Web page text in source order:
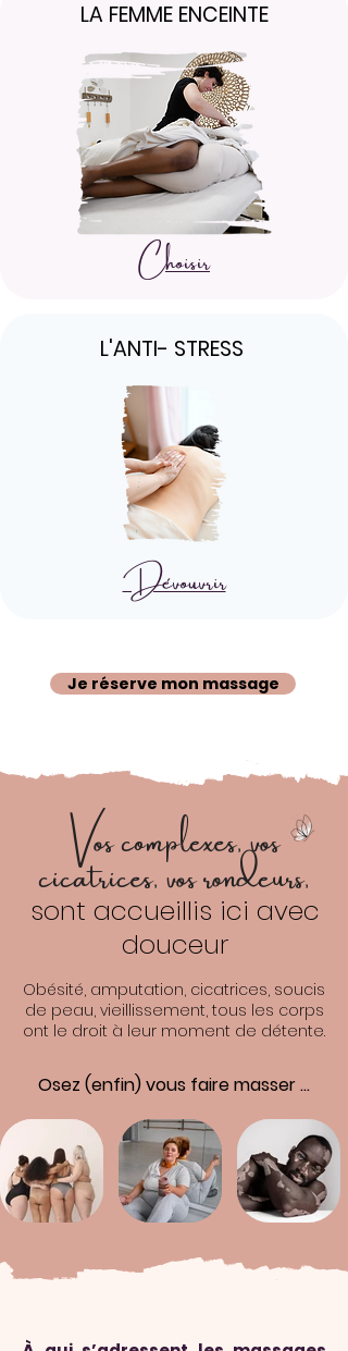
LA FEMME ENCEINTE
Choisir
L'ANTI- STRESS
Dévouvrir
Je réserve mon massage
Vos complexes, vos
cicatrices, vos rondeurs,
sont accueillis ici avec
douceur
Obésité, amputation, cicatrices, soucis
de peau, vieillissement, tous les corps
ont le droit à leur moment de détente.
Osez (enfin) vous faire masser ...